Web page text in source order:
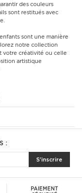
des couleurs
sont restitués avec
sont une manière
notre collection
créativité ou celle
artistique
:
S'inscrire
PAIEMENT